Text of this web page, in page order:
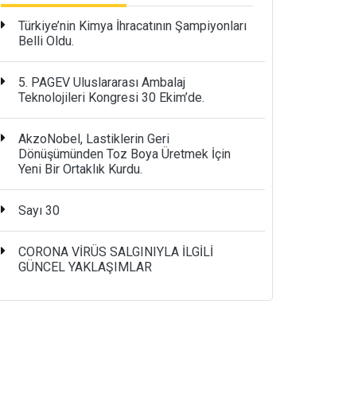
Türkiye’nin Kimya İhracatının Şampiyonları
Belli Oldu.
5. PAGEV Uluslararası Ambalaj
Teknolojileri Kongresi 30 Ekim’de.
AkzoNobel, Lastiklerin Geri
Dönüşümünden Toz Boya Üretmek İçin
Yeni Bir Ortaklık Kurdu.
Sayı 30
CORONA VİRÜS SALGINIYLA İLGİLİ
GÜNCEL YAKLAŞIMLAR